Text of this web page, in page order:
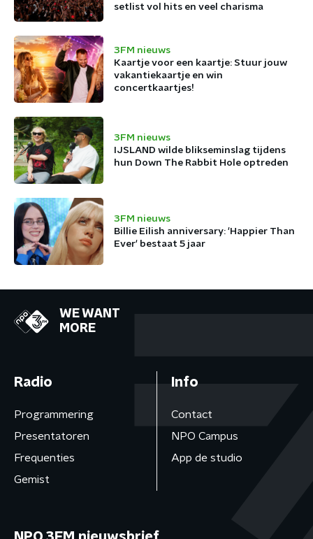
setlist vol hits en veel charisma
3FM nieuws
Kaartje voor een kaartje: Stuur jouw
vakantiekaartje en win
concertkaartjes!
3FM nieuws
IJSLAND wilde blikseminslag tijdens
hun Down The Rabbit Hole optreden
3FM nieuws
Billie Eilish anniversary: 'Happier Than
Ever' bestaat 5 jaar
WE WANT
MORE
Radio
Programmering
Presentatoren
Frequenties
Gemist
Info
Contact
NPO Campus
App de studio